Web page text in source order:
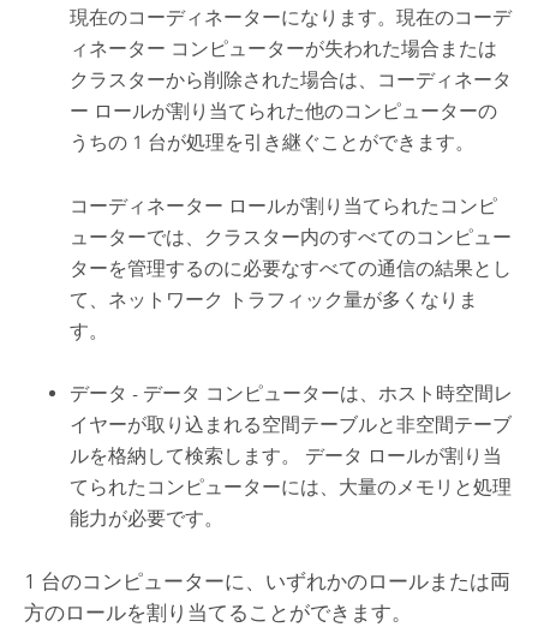
現在のコーディネーターになります。現在のコーデ
ィネーター コンピューターが失われた場合または
クラスターから削除された場合は、コーディネータ
ー ロールが割り当てられた他のコンピューターの
うちの 1 台が処理を引き継ぐことができます。
コーディネーター ロールが割り当てられたコンピ
ューターでは、クラスター内のすべてのコンピュー
ターを管理するのに必要なすべての通信の結果とし
て、ネットワーク トラフィック量が多くなりま
す。
データ - データ コンピューターは、ホスト時空間レ
イヤーが取り込まれる空間テーブルと非空間テーブ
ルを格納して検索します。 データ ロールが割り当
てられたコンピューターには、大量のメモリと処理
能力が必要です。
1 台のコンピューターに、いずれかのロールまたは両
方のロールを割り当てることができます。